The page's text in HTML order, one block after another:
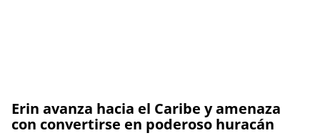
Erin avanza hacia el Caribe y amenaza
con convertirse en poderoso huracán